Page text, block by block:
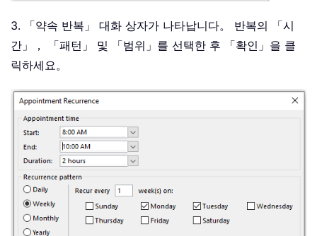
3. 「약속 반복」 대화 상자가 나타납니다。 반복의 「시
간」， 「패턴」 및 「범위」를 선택한 후 「확인」을 클
릭하세요。